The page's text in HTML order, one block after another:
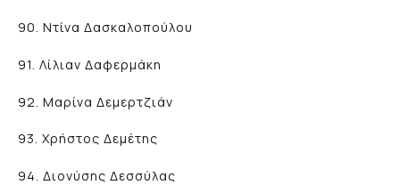
90. Ντίνα Δασκαλοπούλου
91. Λίλιαν Δαφερμάκη
92. Μαρίνα Δεμερτζιάν
93. Χρήστος Δεμέτης
94. Διονύσης Δεσσύλας